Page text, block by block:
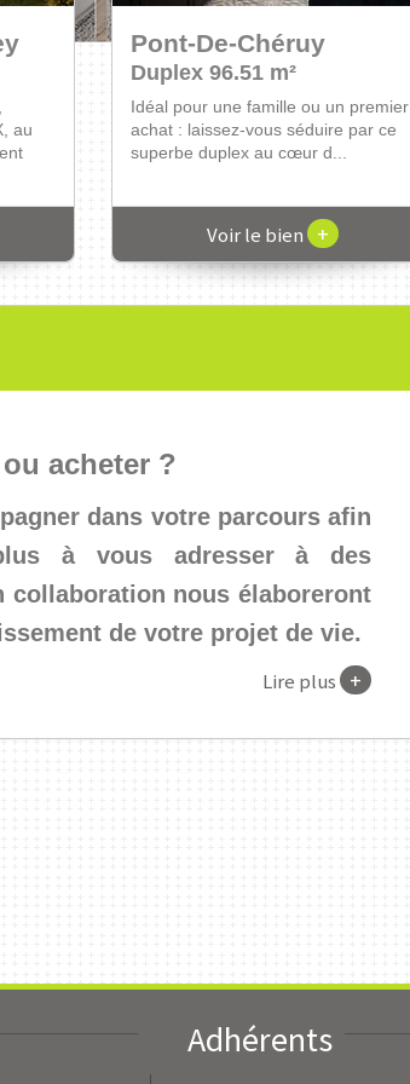
au
Pont-De-Chéruy
Duplex 96.51 m²
Idéal pour une famille ou un premier
achat : laissez-vous séduire par ce
superbe duplex au cœur d...
Voir le bien +
Bourgoin-Jallieu
Appartement 51 m²
Logement en copropriété idéalement
situé au cœur de Bourgoin-jallieu.
Situé dans un immeuble avec...
Voir le bien +
acheter ?
dans votre parcours afin
à vous adresser à des
collaboration nous élaboreront
de votre projet de vie.
Lire plus +
Adhérents